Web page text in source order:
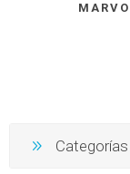
MARVO
Categorías